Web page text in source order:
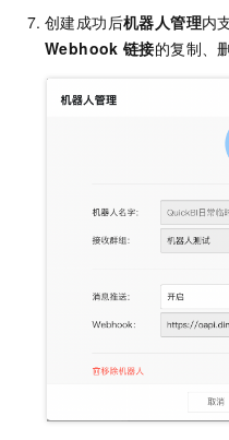
创建成功后机器人管理内
Webhook 链接的复制、